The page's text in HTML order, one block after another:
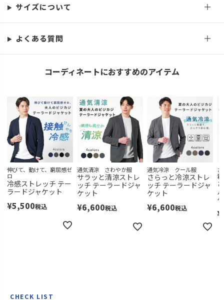
残りわずか
M カートに入れる
L
カートに入れる
在庫切れ
再入荷お知らせ
ブルーグレー
S
カートに入れる
M カートに入れる
L カートに入れる
LL カートに入れる
ブラック
サイズについて
よくある質問
コーディネートにおすすめのアイテム
伸びて、動けて、窮屈感ゼ
ロ
冷感ストレッチ テー
ラードジャケット
¥5,500税込
通気清涼 さわやか服
サラッと清涼ストレ
ッチ テーラードジャ
ケット
¥6,600税込
通気冷涼 クール服
さらっと冷涼ストレ
ッチ テーラードジャ
ケット
¥6,600税込
着
¥
CHECK LIST